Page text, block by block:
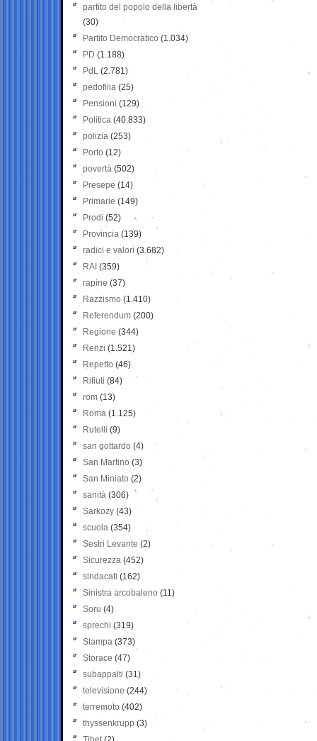
partito del popolo della libertà
(30)
Partito Democratico (1.034)
PD (1.188)
PdL (2.781)
pedofilia (25)
Pensioni (129)
Politica (40.833)
polizia (253)
Porto (12)
povertà (502)
Presepe (14)
Primarie (149)
Prodi (52)
Provincia (139)
radici e valori (3.682)
RAI (359)
rapine (37)
Razzismo (1.410)
Referendum (200)
Regione (344)
Renzi (1.521)
Repetto (46)
Rifiuti (84)
rom (13)
Roma (1.125)
Rutelli (9)
san gottardo (4)
San Martino (3)
San Miniato (2)
sanità (306)
Sarkozy (43)
scuola (354)
Sestri Levante (2)
Sicurezza (452)
sindacati (162)
Sinistra arcobaleno (11)
Soru (4)
sprechi (319)
Stampa (373)
Storace (47)
subappalti (31)
televisione(244)
terremoto (402)
thyssenkrupp (3)